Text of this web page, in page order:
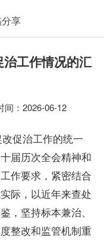
享
工作情况的汇
间： 2026-06-12
促治工作的统一
届历次全会精神和
作要求，紧密结合
际，以近年来查处
，坚持标本兼治、
整改和监管机制重